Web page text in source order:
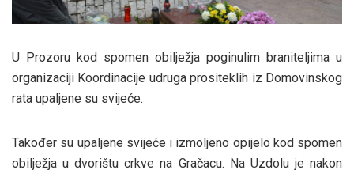
U Prozoru kod spomen obilježja poginulim braniteljima u
organizaciji Koordinacije udruga prositeklih iz Domovinskog
rata upaljene su svijeće.
Također su upaljene svijeće i izmoljeno opijelo kod spomen
obilježja u dvorištu crkve na Gračacu. Na Uzdolu je nakon